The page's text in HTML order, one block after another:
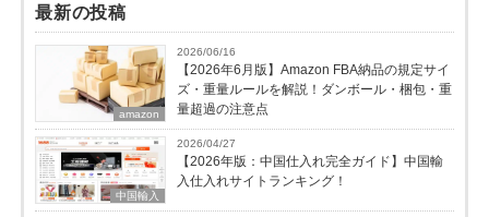
最新の投稿
amazon
2026/06/16
【2026年6月版】Amazon FBA納品の規定サイ
ズ・重量ルールを解説！ダンボール・梱包・重
量超過の注意点
中国輸入
2026/04/27
【2026年版：中国仕入れ完全ガイド】中国輸
入仕入れサイトランキング！